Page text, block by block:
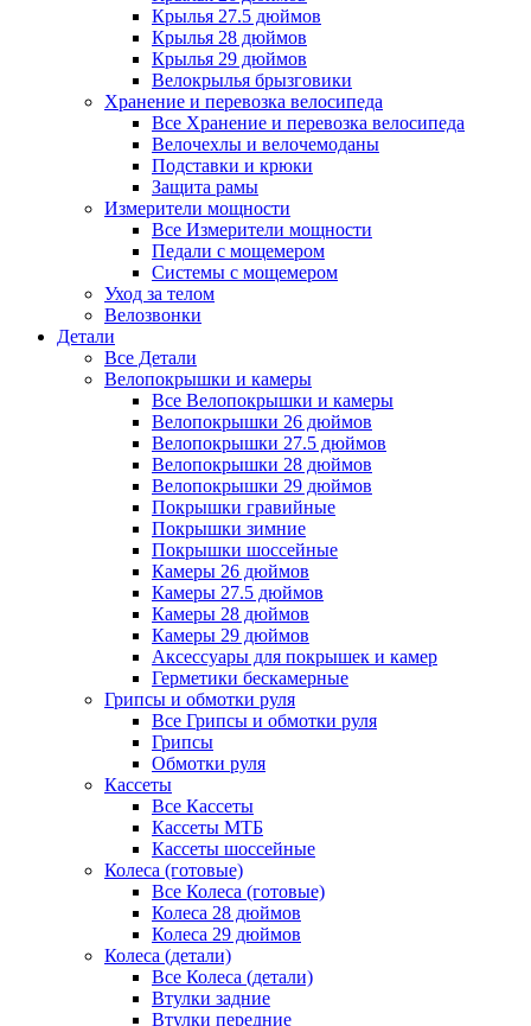
Крылья 27.5 дюймов
Крылья 28 дюймов
Крылья 29 дюймов
Велокрылья брызговики
Хранение и перевозка велосипеда
Все Хранение и перевозка велосипеда
Велочехлы и велочемоданы
Подставки и крюки
Защита рамы
Измерители мощности
Все Измерители мощности
Педали с мощемером
Системы с мощемером
Уход за телом
Велозвонки
Детали
Все Детали
Велопокрышки и камеры
Все Велопокрышки и камеры
Велопокрышки 26 дюймов
Велопокрышки 27.5 дюймов
Велопокрышки 28 дюймов
Велопокрышки 29 дюймов
Покрышки гравийные
Покрышки зимние
Покрышки шоссейные
Камеры 26 дюймов
Камеры 27.5 дюймов
Камеры 28 дюймов
Камеры 29 дюймов
Аксессуары для покрышек и камер
Герметики бескамерные
Грипсы и обмотки руля
Все Грипсы и обмотки руля
Грипсы
Обмотки руля
Кассеты
Все Кассеты
Кассеты МТБ
Кассеты шоссейные
Колеса (готовые)
Все Колеса (готовые)
Колеса 28 дюймов
Колеса 29 дюймов
Колеса (детали)
Все Колеса (детали)
Втулки задние
Втулки передние